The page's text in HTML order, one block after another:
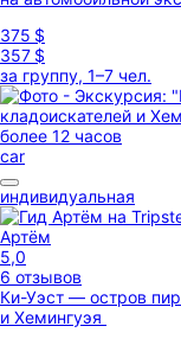
375 $
357 $
за группу, 1–7 чел.
более 12 часов
car
индивидуальная
Артём
5,0
6 отзывов
Ки-Уэст — остров
и Хемингуэя